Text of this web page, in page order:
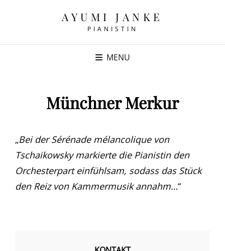
AYUMI JANKE
PIANISTIN
MENU
Münchner Merkur
„Bei der Sérénade mélancolique von
Tschaikowsky markierte die Pianistin den
Orchesterpart einfühlsam, sodass das Stück
den Reiz von Kammermusik annahm…“